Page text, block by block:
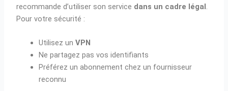
recommande d’utiliser son service dans un cadre légal.
Pour votre sécurité :
Utilisez unVPN
Ne partagez pas vos identifiants
Préférez un abonnement chez un fournisseur
reconnu